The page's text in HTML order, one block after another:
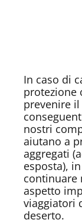
In caso di
protezione
prevenire
nostri
aiutano a
aggregati
esposta),
continuare
aspetto
viaggiatori
deserto.